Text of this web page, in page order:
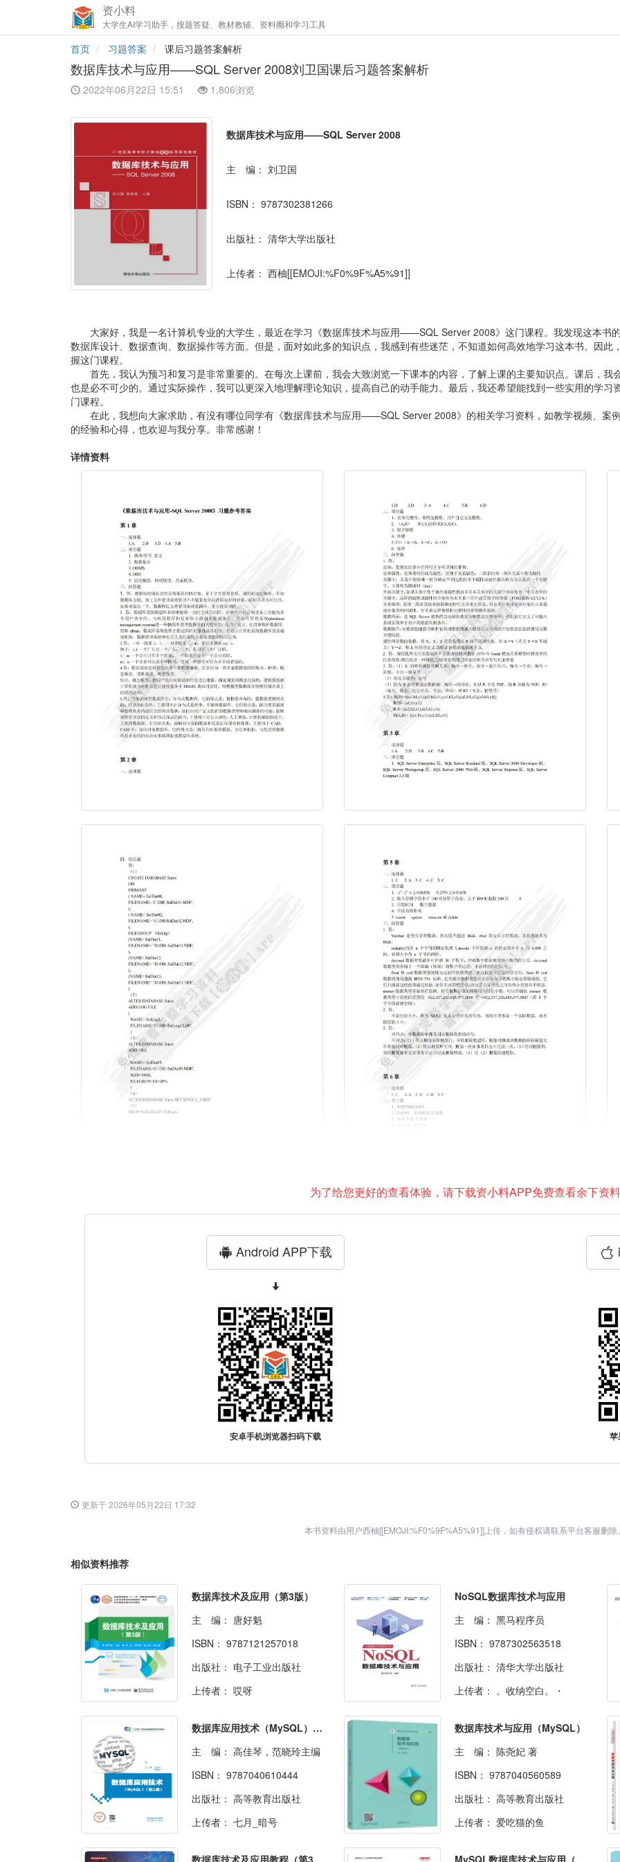
资小料
大学生AI学习助手，搜题答疑、教材教辅、资料圈和学习工具
首页 习题答案 课后习题答案解析
数据库技术与应用——SQL Server 2008刘卫国课后习题答案解析
2022年06月22日 15:51 1,806浏览
数据库技术与应用——SQL Server 2008
主 编： 刘卫国
ISBN： 9787302381266
出版社： 清华大学出版社
上传者： 西柚[[EMOJI:%F0%9F%A5%91]]
大家好，我是一名计算机专业的大学生，最近在学习《数据库技术与应用——SQL Server 2008》这门课程。我发现这本书
数据库设计、数据查询、数据操作等方面。但是，面对如此多的知识点，我感到有些迷茫，不知道如何高效地学习这本书。因
握这门课程。
首先，我认为预习和复习是非常重要的。在每次上课前，我会大致浏览一下课本的内容，了解上课的主要知识点。课后，
也是必不可少的。通过实际操作，我可以更深入地理解理论知识，提高自己的动手能力。最后，我还希望能找到一些实用的学
门课程。
在此，我想向大家求助，有没有哪位同学有《数据库技术与应用——SQL Server 2008》的相关学习资料，如教学视频、案
的经验和心得，也欢迎与我分享。非常感谢！
详情资料
为了给您更好的查看体验，请下载资小料APP免费查看余下资料
Android APP下载
安卓手机浏览器扫码下载 苹
更新于 2026年05月22日 17:32
本书资料由用户西柚[[EMOJI:%F0%9F%A5%91]]上传，如有侵权请联系平台客服删除
相似资料推荐
数据库技术及应用（第3版）
主 编： 唐好魁
ISBN： 9787121257018
出版社： 电子工业出版社
上传者： 哎呀
NoSQL数据库技术与应用
主 编： 黑马程序员
ISBN： 9787302563518
出版社： 清华大学出版社
上传者： 。收纳空白。・
数据库应用技术（MySQL）（第二版）
主 编： 高佳琴，范晓玲主编
ISBN： 9787040610444
出版社： 高等教育出版社
上传者： 七月_暗号
数据库技术与应用（MySQL）
主 编： 陈尧妃 著
ISBN： 9787040560589
出版社： 高等教育出版社
上传者： 爱吃猫的鱼